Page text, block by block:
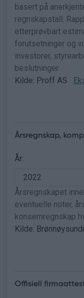
basert på
regnskapstall.
etterprøvbart
forutsetninger og
investorer,
beslutninger.
Kilde: Proff AS
Årsregnskap,
År:
Årsregnskapet
eventuelle noter,
konsernregnskap
Kilde:
Offisiell